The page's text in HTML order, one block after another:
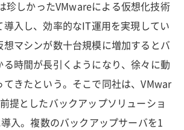
珍しかったVMwareによる仮想化技術
導入し、効率的なIT運用を実現してい
想マシンが数十台規模に増加するとバ
る時間が長引くようになり、徐々に動
きたという。そこで同社は、VMwar
提としたバックアップソリューショ
入。複数のバックアップサーバを1